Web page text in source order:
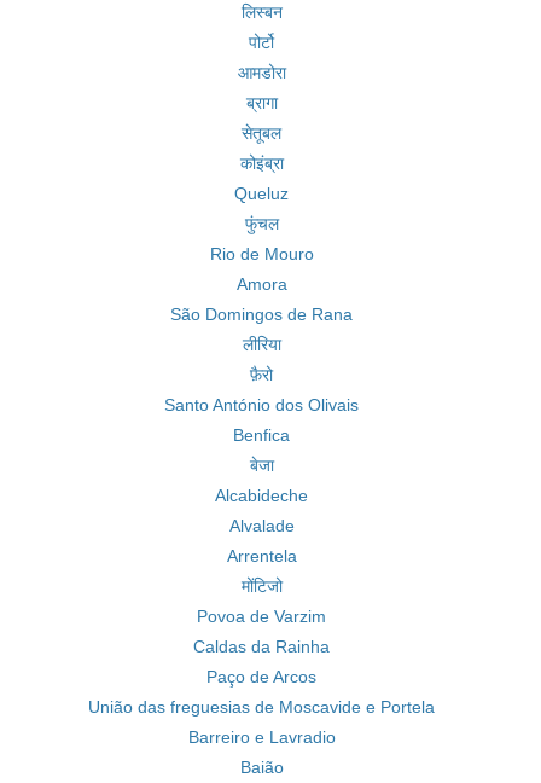
लिस्बन
पोर्टो
आमडोरा
ब्रागा
सेतूबल
कोइंब्रा
Queluz
फुंचल
Rio de Mouro
Amora
São Domingos de Rana
लीरिया
फ़ैरो
Santo António dos Olivais
Benfica
बेजा
Alcabideche
Alvalade
Arrentela
मोंटिजो
Povoa de Varzim
Caldas da Rainha
Paço de Arcos
União das freguesias de Moscavide e Portela
Barreiro e Lavradio
Baião